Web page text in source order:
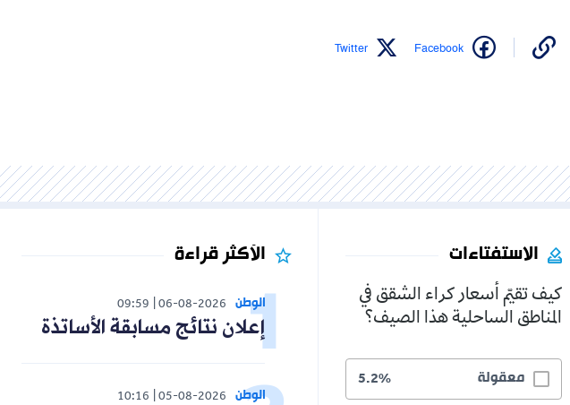
Facebook
Twitter
الاستفتاءات
كيف تقيّم أسعار كراء الشقق في
المناطق الساحلية هذا الصيف؟
معقولة 5.2%
الأكثر قراءة
الوطن 06-08-2026
09:59
إعلان نتائج مسابقة الأساتذة
الوطن 05-08-2026
10:16